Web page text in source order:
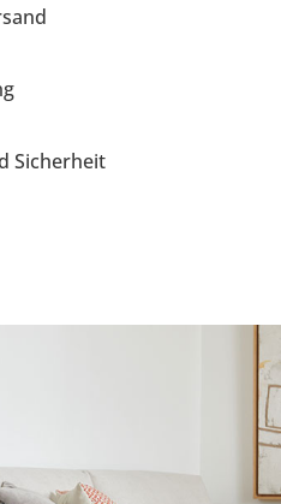
Sicherheit